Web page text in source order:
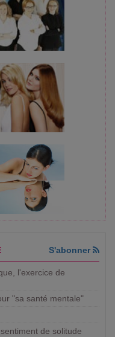
S'abonner
l'exercice de
"sa santé mentale"
de solitude